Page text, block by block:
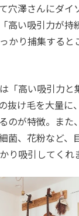
穴澤さんにダイ
高い吸引力が持
かり捕集すると
「高い吸引力と
抜け毛を大量に
のが特徴。また
菌、花粉など、
り吸引してくれ